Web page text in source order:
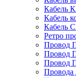
Кабель
Кабель
Кабель
Ретро
Провод
Провод
Провода